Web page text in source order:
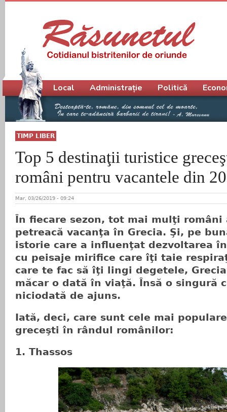
TIMP LIBER
Top 5 destinaţii turistice
români pentru vacantele din
Mar, 03/26/2019 - 09:24
În fiecare sezon, tot mai mulţi români
petreacă vacanţa în Grecia. Şi, pe
istorie care a influenţat dezvoltarea
cu peisaje mirifice care îţi taie
care te fac să îţi lingi degetele,
măcar o dată în viaţă. Însă o singură
niciodată de ajuns.
Iată, deci, care sunt cele mai
greceşti în rândul românilor:
1. Thassos
Meniu principal
Local Administrație Politică